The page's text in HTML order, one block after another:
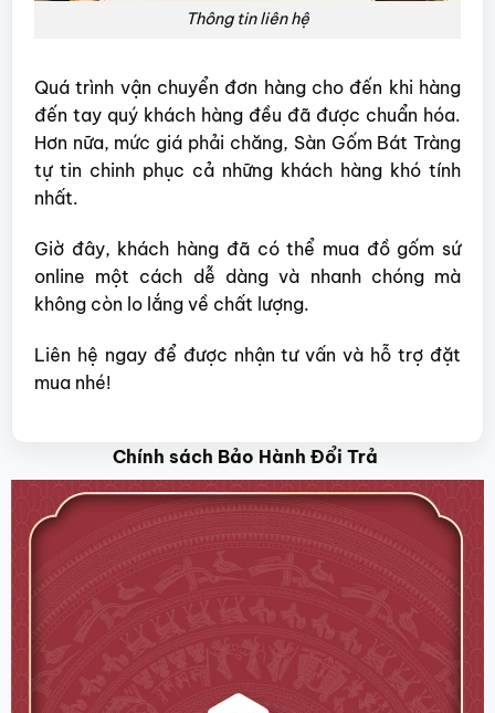
Thông tin liên hệ
Quá trình vận chuyển đơn hàng cho đến khi hàng
đến tay quý khách hàng đều đã được chuẩn hóa.
Hơn nữa, mức giá phải chăng, Sàn Gốm Bát Tràng
tự tin chinh phục cả những khách hàng khó tính
nhất.
Giờ đây, khách hàng đã có thể mua đồ gốm sứ
online một cách dễ dàng và nhanh chóng mà
không còn lo lắng về chất lượng.
Liên hệ ngay để được nhận tư vấn và hỗ trợ đặt
mua nhé!
Chính sách Bảo Hành Đổi Trả